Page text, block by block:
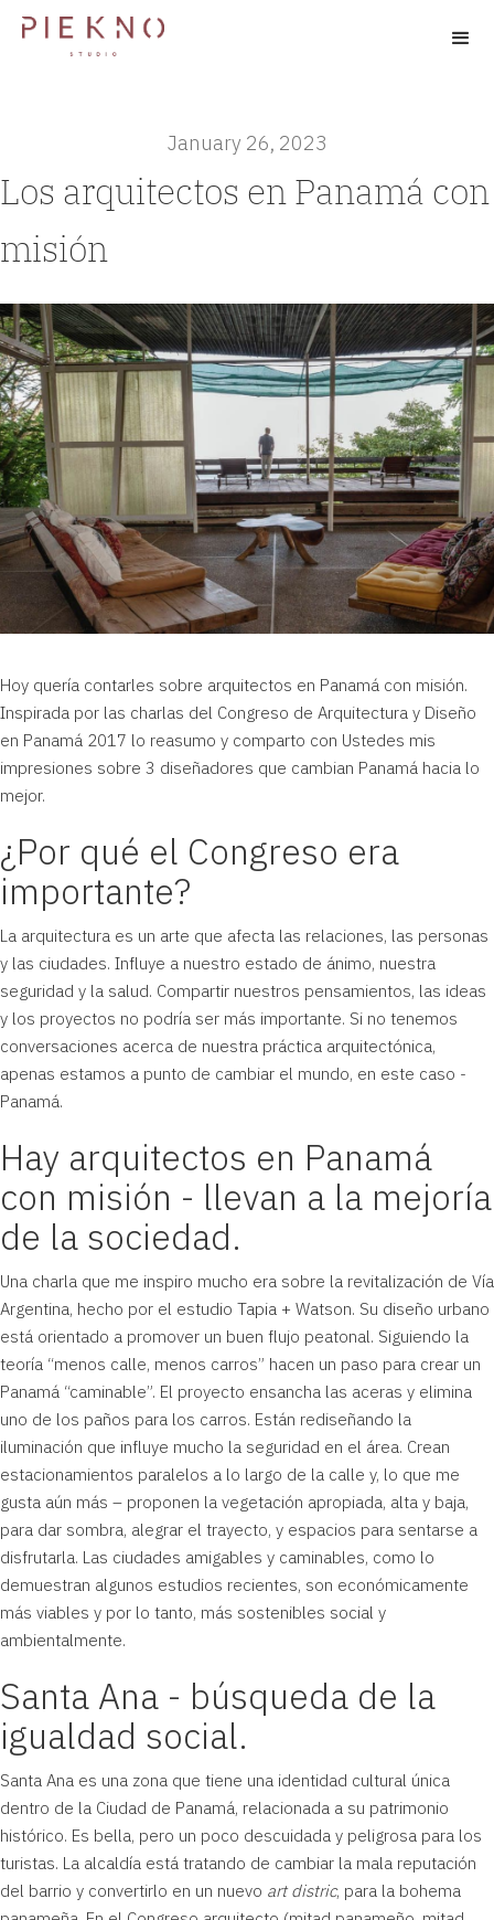
January 26, 2023
Los arquitectos en Panamá con
misión
Hoy quería contarles sobre arquitectos en Panamá con misión.
Inspirada por las charlas del Congreso de Arquitectura y Diseño
en Panamá 2017 lo reasumo y comparto con Ustedes mis
impresiones sobre 3 diseñadores que cambian Panamá hacia lo
mejor.
¿Por qué el Congreso era
importante?
La arquitectura es un arte que afecta las relaciones, las personas
y las ciudades. Influye a nuestro estado de ánimo, nuestra
seguridad y la salud. Compartir nuestros pensamientos, las ideas
y los proyectos no podría ser más importante. Si no tenemos
conversaciones acerca de nuestra práctica arquitectónica,
apenas estamos a punto de cambiar el mundo, en este caso -
Panamá.
Hay arquitectos en Panamá
con misión - llevan a la mejoría
de la sociedad.
Una charla que me inspiro mucho era sobre la revitalización de Vía
Argentina, hecho por el estudio Tapia + Watson. Su diseño urbano
está orientado a promover un buen flujo peatonal. Siguiendo la
teoría “menos calle, menos carros” hacen un paso para crear un
Panamá “caminable”. El proyecto ensancha las aceras y elimina
uno de los paños para los carros. Están rediseñando la
iluminación que influye mucho la seguridad en el área. Crean
estacionamientos paralelos a lo largo de la calle y, lo que me
gusta aún más – proponen la vegetación apropiada, alta y baja,
para dar sombra, alegrar el trayecto, y espacios para sentarse a
disfrutarla. Las ciudades amigables y caminables, como lo
demuestran algunos estudios recientes, son económicamente
más viables y por lo tanto, más sostenibles social y
ambientalmente.
Santa Ana - búsqueda de la
igualdad social.
Santa Ana es una zona que tiene una identidad cultural única
dentro de la Ciudad de Panamá, relacionada a su patrimonio
histórico. Es bella, pero un poco descuidada y peligrosa para los
turistas. La alcaldía está tratando de cambiar la mala reputación
del barrio y convertirlo en un nuevo art distric, para la bohema